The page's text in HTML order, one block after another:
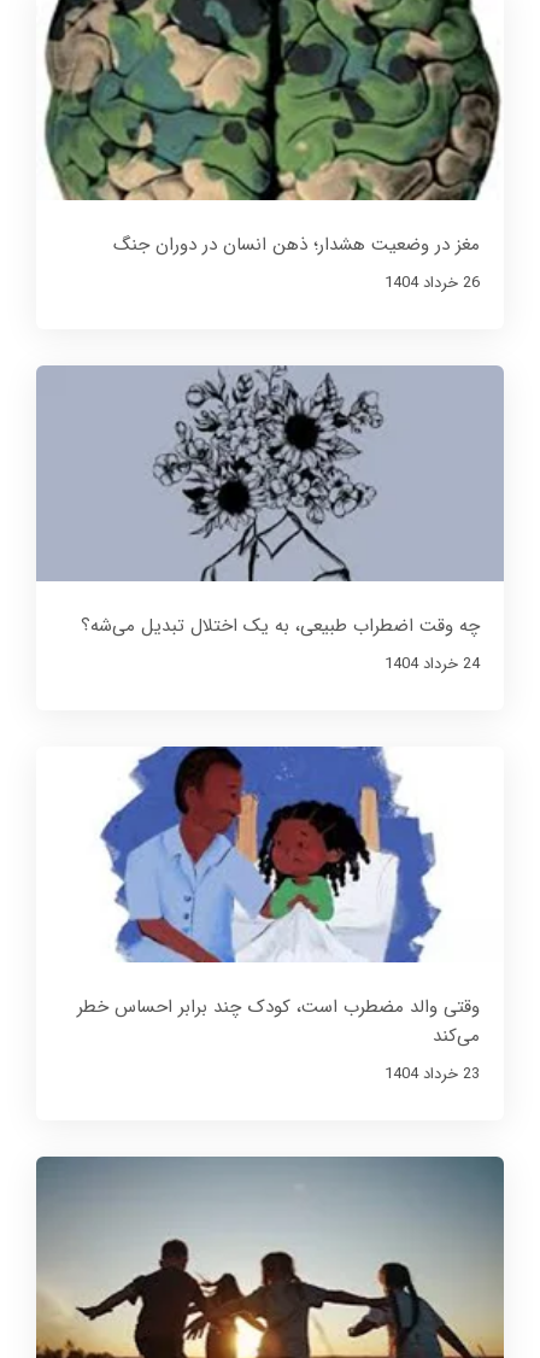
مغز در وضعیت هشدار؛ ذهن انسان در دوران جنگ
26 خرداد 1404
چه وقت اضطراب طبیعی، به یک اختلال تبدیل می‌شه؟
24 خرداد 1404
وقتی والد مضطرب است، کودک چند برابر احساس خطر
می‌کند
23 خرداد 1404